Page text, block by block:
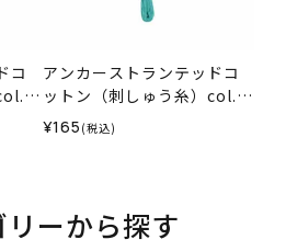
コ
アンカーストランテッドコ
ットン（刺しゅう糸）col.0
187
¥165 (税込)
リーから探す